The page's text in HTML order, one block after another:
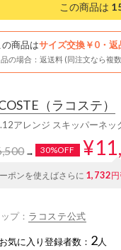
この商品は
の商品はサイズ交換￥0・返
の場合：返送料 (同注文なら複
（ラコステ）
アレンジ スキッパーネッ
→ 30%OFF
ポンを使えばさらに 1,732
プ： ラコステ公式
お気に入り登録者数： 2人